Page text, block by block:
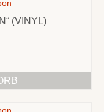
(VINYL)